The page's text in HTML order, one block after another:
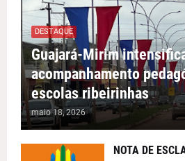
DESTAQUE
Guajará-Mirim
acompanhamento
escolas ribeirinhas
maio 18, 2026
NOTA DE